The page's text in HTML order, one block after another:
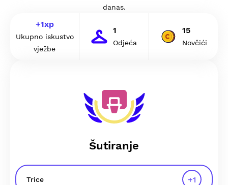
danas.
+1xp
Ukupno iskustvo
vježbe
1
Odjeća
15
Novčići
Šutiranje
Trice +1